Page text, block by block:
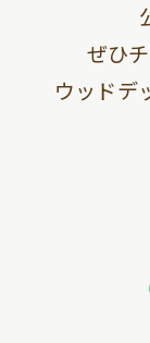
ぜひ
ウッドデ